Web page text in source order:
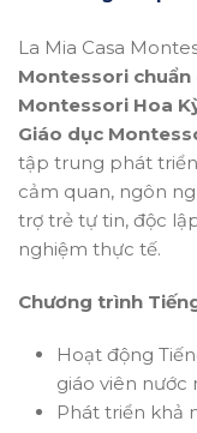
La Mia Casa
Montessori chuẩn
Montessori Hoa
Giáo dục
tập trung phát
cảm quan, ngôn
trợ trẻ tự tin, độc
nghiệm thực tế.
Chương trình
Hoạt động
giáo viên nước
Phát triển khả